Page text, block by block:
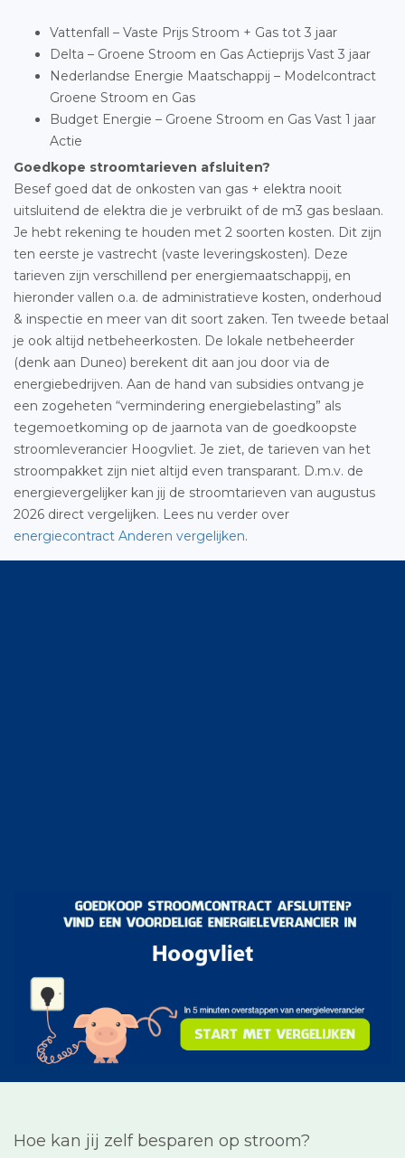
Vattenfall – Vaste Prijs Stroom + Gas tot 3 jaar
Delta – Groene Stroom en Gas Actieprijs Vast 3 jaar
Nederlandse Energie Maatschappij – Modelcontract
Groene Stroom en Gas
Budget Energie – Groene Stroom en Gas Vast 1 jaar
Actie
Goedkope stroomtarieven afsluiten?
Besef goed dat de onkosten van gas + elektra nooit
uitsluitend de elektra die je verbruikt of de m3 gas beslaan.
Je hebt rekening te houden met 2 soorten kosten. Dit zijn
ten eerste je vastrecht (vaste leveringskosten). Deze
tarieven zijn verschillend per energiemaatschappij, en
hieronder vallen o.a. de administratieve kosten, onderhoud
& inspectie en meer van dit soort zaken. Ten tweede betaal
je ook altijd netbeheerkosten. De lokale netbeheerder
(denk aan Duneo) berekent dit aan jou door via de
energiebedrijven. Aan de hand van subsidies ontvang je
een zogeheten “vermindering energiebelasting” als
tegemoetkoming op de jaarnota van de goedkoopste
stroomleverancier Hoogvliet. Je ziet, de tarieven van het
stroompakket zijn niet altijd even transparant. D.m.v. de
energievergelijker kan jij de stroomtarieven van augustus
2026 direct vergelijken. Lees nu verder over
energiecontract Anderen vergelijken.
Hoe kan jij zelf besparen op stroom?